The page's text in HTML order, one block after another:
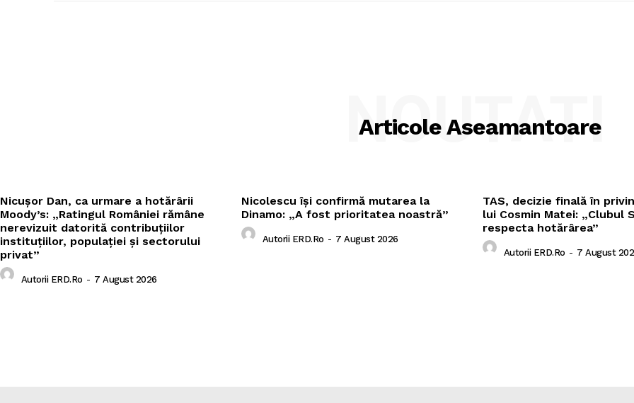
Articole Aseamantoare
NOUTATI
Nicușor Dan, ca urmare a hotărârii
Moody’s: „Ratingul României rămâne
nerevizuit datorită contribuțiilor
instituțiilor, populației și sectorului
privat”
Autorii ERD.ro - 7 August 2026
Nicolescu își confirmă mutarea la
Dinamo: „A fost prioritatea noastră”
Autorii ERD.ro - 7 August 2026
TAS, decizie finală în
lui Cosmin Matei: „Clubul
respecta hotărârea”
Autorii ERD.ro - 7 August